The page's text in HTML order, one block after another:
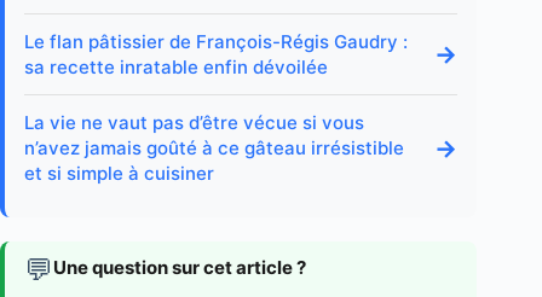
Le flan pâtissier de François-Régis Gaudry :
sa recette inratable enfin dévoilée
→
La vie ne vaut pas d’être vécue si vous
n’avez jamais goûté à ce gâteau irrésistible
et si simple à cuisiner
→
💬 Une question sur cet article ?